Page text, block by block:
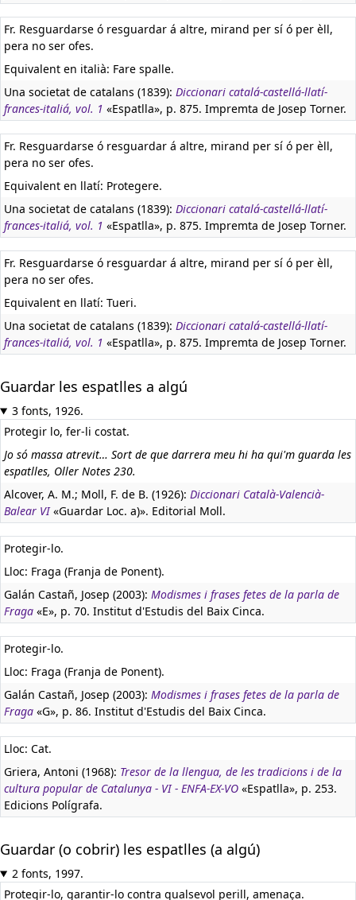
Fr. Resguardarse ó resguardar á altre, mirand per sí ó per èll,
pera no ser ofes.
Equivalent en italià: Fare spalle.
Una societat de catalans (1839): Diccionari catalá-castellá-llatí-
frances-italiá, vol. 1 «Espatlla», p. 875. Impremta de Josep Torner.
Fr. Resguardarse ó resguardar á altre, mirand per sí ó per èll,
pera no ser ofes.
Equivalent en llatí: Protegere.
Una societat de catalans (1839): Diccionari catalá-castellá-llatí-
frances-italiá, vol. 1 «Espatlla», p. 875. Impremta de Josep Torner.
Fr. Resguardarse ó resguardar á altre, mirand per sí ó per èll,
pera no ser ofes.
Equivalent en llatí: Tueri.
Una societat de catalans (1839): Diccionari catalá-castellá-llatí-
frances-italiá, vol. 1 «Espatlla», p. 875. Impremta de Josep Torner.
Guardar les espatlles a algú
3 fonts, 1926.
Protegir lo, fer-li costat.
Jo só massa atrevit… Sort de que darrera meu hi ha qui'm guarda les
espatlles, Oller Notes 230.
Alcover, A. M.; Moll, F. de B. (1926): Diccionari Català-Valencià-
Balear VI«Guardar Loc. a)». Editorial Moll.
Protegir-lo.
Lloc: Fraga (Franja de Ponent).
Galán Castañ, Josep (2003): Modismes i frases fetes de la parla de
Fraga «E», p. 70. Institut d'Estudis del Baix Cinca.
Protegir-lo.
Lloc: Fraga (Franja de Ponent).
Galán Castañ, Josep (2003): Modismes i frases fetes de la parla de
Fraga «G», p. 86. Institut d'Estudis del Baix Cinca.
Lloc: Cat.
Griera, Antoni (1968): Tresor de la llengua, de les tradicions i de la
cultura popular de Catalunya - VI - ENFA-EX-VO «Espatlla», p. 253.
Edicions Polígrafa.
Guardar (o cobrir) les espatlles (a algú)
2 fonts, 1997.
Protegir-lo, garantir-lo contra qualsevol perill, amenaça.